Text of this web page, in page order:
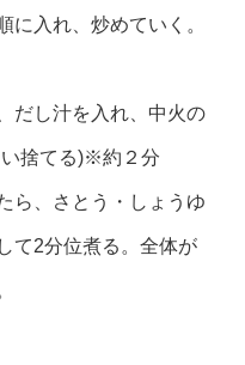
入れ、炒めていく。
だし汁を入れ、中火の
い捨てる)※約２分
ら、さとう・しょうゆ
て2分位煮る。全体が